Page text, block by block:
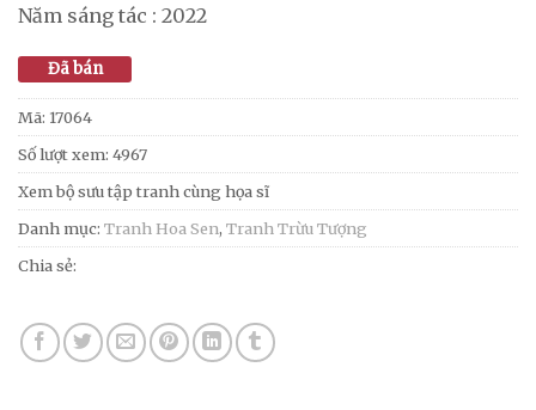
Năm sáng tác : 2022
Đã bán
Mã: 17064
Số lượt xem: 4967
Xem bộ sưu tập tranh cùng họa sĩ
Danh mục: Tranh Hoa Sen, Tranh Trừu Tượng
Chia sẻ: